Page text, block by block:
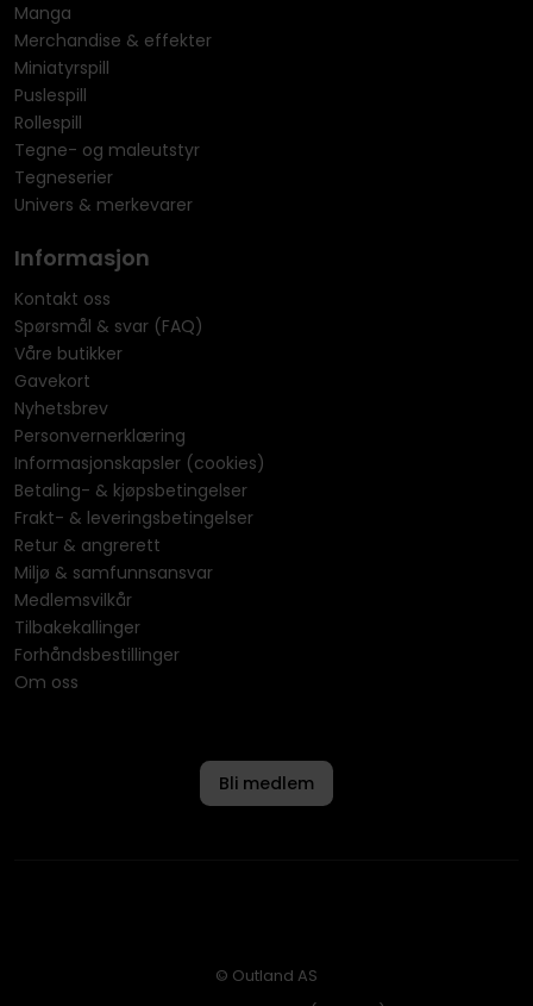
Manga
Merchandise & effekter
Miniatyrspill
Puslespill
Rollespill
Tegne- og maleutstyr
Tegneserier
Univers & merkevarer
Informasjon
Kontakt oss
Spørsmål & svar (FAQ)
Våre butikker
Gavekort
Nyhetsbrev
Personvernerklæring
Informasjonskapsler (cookies)
Betaling- & kjøpsbetingelser
Frakt- & leveringsbetingelser
Retur & angrerett
Miljø & samfunnsansvar
Medlemsvilkår
Tilbakekallinger
Forhåndsbestillinger
Om oss
Bli medlem
© Outland AS